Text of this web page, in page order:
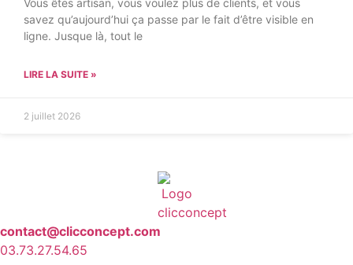
savez qu’aujourd’hui ça passe par le fait d’être visible en
ligne. Jusque là, tout le
LIRE LA SUITE »
2 juillet 2026
contact@clicconcept.com
03.73.27.54.65